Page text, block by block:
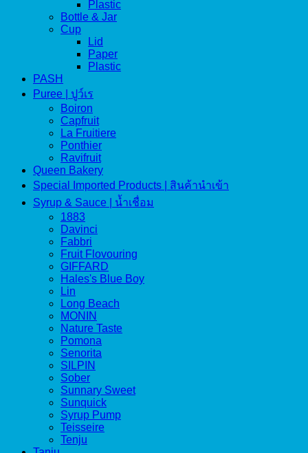
Plastic
Bottle & Jar
Cup
Lid
Paper
Plastic
PASH
Puree | ปูว์เร
Boiron
Capfruit
La Fruitiere
Ponthier
Ravifruit
Queen Bakery
Special Imported Products | สินค้านำเข้า
Syrup & Sauce | น้ำเชื่อม
1883
Davinci
Fabbri
Fruit Flovouring
GIFFARD
Hales's Blue Boy
Lin
Long Beach
MONIN
Nature Taste
Pomona
Senorita
SILPIN
Sober
Sunnary Sweet
Sunquick
Syrup Pump
Teisseire
Tenju